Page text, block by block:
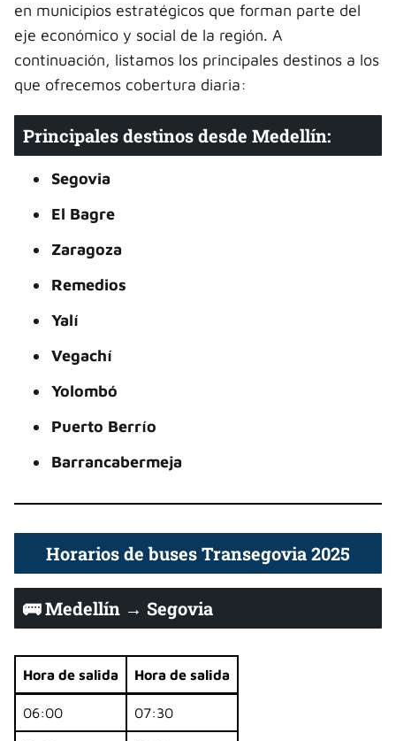
en municipios estratégicos que forman parte del
eje económico y social de la región. A
continuación, listamos los principales destinos a los
que ofrecemos cobertura diaria:
Principales destinos desde Medellín:
Segovia
El Bagre
Zaragoza
Remedios
Yalí
Vegachí
Yolombó
Puerto Berrío
Barrancabermeja
Horarios de buses Transegovia 2025
🚌 Medellín → Segovia
Hora de salida Hora de salida
06:00 07:30